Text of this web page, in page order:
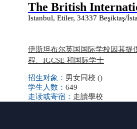
The British
Istanbul, Etiler, 34337 Beşiktaş/
伊斯坦布尔英国国际学校因其提
程、IGCSE 和国际学士
招生对象： 男女同校 ()
学生人数： 649
走读或寄宿： 走讀學校